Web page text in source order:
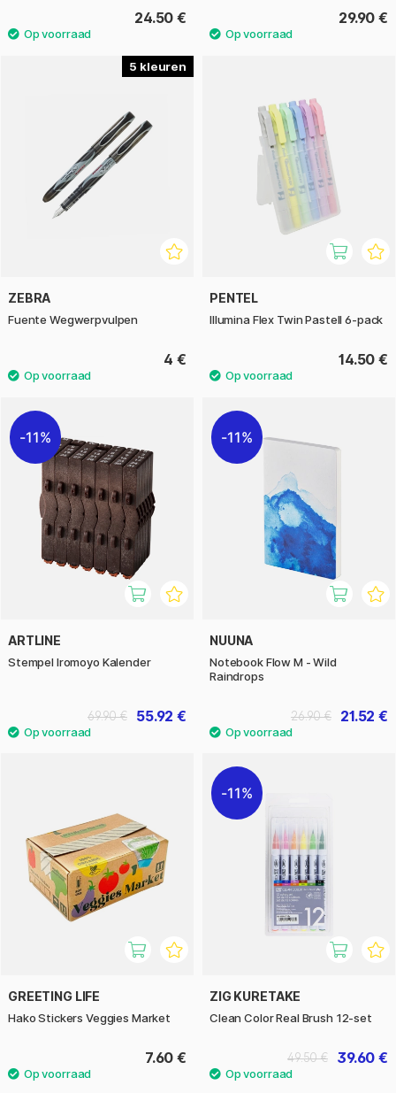
24.50 € 29.90 €
5
ZEBRA
Fuente Wegwerpvulpen
4 €
PENTEL
Illumina Flex Twin Pastell 6-pack
14.50 €
11%
ARTLINE
Stempel Iromoyo Kalender
55.92 €
69.90 €
11%
NUUNA
Notebook Flow M - Wild
Raindrops
21.52 €
26.90 €
GREETING LIFE
Hako Stickers Veggies Market
7.60 €
11%
ZIG KURETAKE
Clean Color Real Brush 12-set
39.60 €
49.50 €